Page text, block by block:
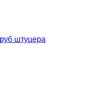
штуцера